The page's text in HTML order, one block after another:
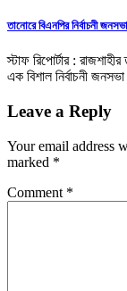
তানোরে বিএনপির নির্বাচনী জনসভা
স্টাফ রিপোর্টার :
এক বিশাল নির্বাচনী
Leave a Reply
Your email address
marked *
Comment *